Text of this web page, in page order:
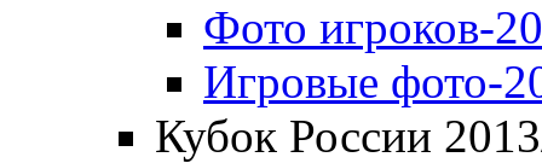
Фото игроков-
Игровые фото-
Кубок России